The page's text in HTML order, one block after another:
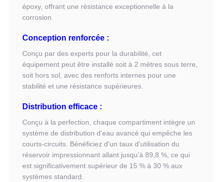
époxy, offrant une résistance exceptionnelle à la
corrosion.
Conception renforcée :
Conçu par des experts pour la durabilité, cet
équipement peut être installé soit à 2 mètres sous terre,
soit hors sol, avec des renforts internes pour une
stabilité et une résistance supérieures.
Distribution efficace :
Conçu à la perfection, chaque compartiment intègre un
système de distribution d'eau avancé qui empêche les
courts-circuits. Bénéficiez d'un taux d'utilisation du
réservoir impressionnant allant jusqu'à 89,8 %, ce qui
est significativement supérieur de 15 % à 30 % aux
systèmes standard.